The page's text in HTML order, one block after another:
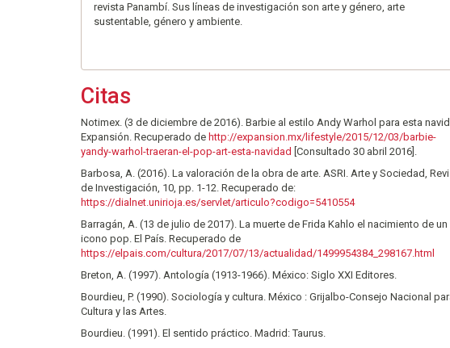
revista Panambí. Sus líneas de investigación son arte y género, arte
sustentable, género y ambiente.
Citas
Notimex. (3 de diciembre de 2016). Barbie al estilo Andy Warhol para esta
Expansión. Recuperado de http://expansion.mx/lifestyle/2015/12/03/barbie-
yandy-warhol-traeran-el-pop-art-esta-navidad [Consultado 30 abril 2016].
Barbosa, A. (2016). La valoración de la obra de arte. ASRI. Arte y Sociedad,
de Investigación, 10, pp. 1-12. Recuperado de:
https://dialnet.unirioja.es/servlet/articulo?codigo=5410554
Barragán, A. (13 de julio de 2017). La muerte de Frida Kahlo el nacimiento de un
icono pop. El País. Recuperado de
https://elpais.com/cultura/2017/07/13/actualidad/1499954384_298167.html
Breton, A. (1997). Antología (1913-1966). México: Siglo XXI Editores.
Bourdieu, P. (1990). Sociología y cultura. México : Grijalbo-Consejo Nacional
Cultura y las Artes.
Bourdieu. (1991). El sentido práctico. Madrid: Taurus.